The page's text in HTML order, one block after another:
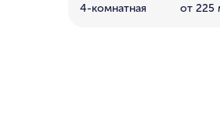
4-комнатная от 225